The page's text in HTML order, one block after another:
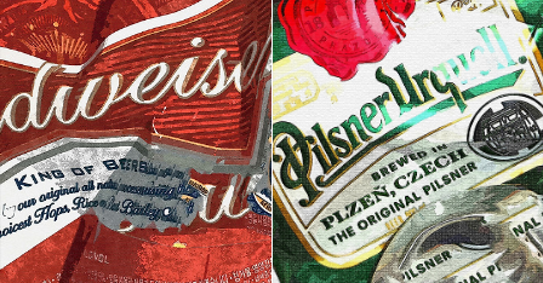
Ock Jinhwa｜Ock Jin-hwa｜Artist｜Korea｜옥진화
｜Pop art｜Print｜Digital｜NFT
구독하기
카카오톡 라인 트위터
밴드 네이버 블로그 Pocket